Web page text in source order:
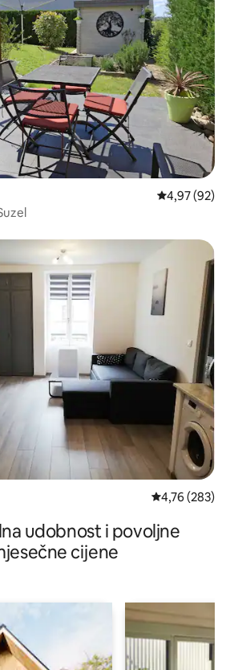
Prosječna
4,97 (92)
Prosječna
4,76 (283)
udobnost i povoljne
cijene